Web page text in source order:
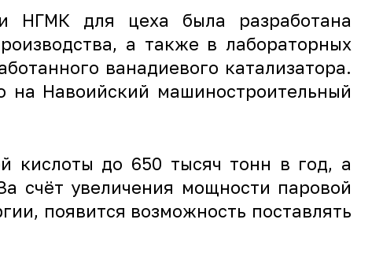
НГМК для цеха была разработана
а также в лабораторных
ванадиевого катализатора.
на Навоийский машиностроительный
кислоты до 650 тысяч тонн в год, а
счёт увеличения мощности паровой
появится возможность поставлять